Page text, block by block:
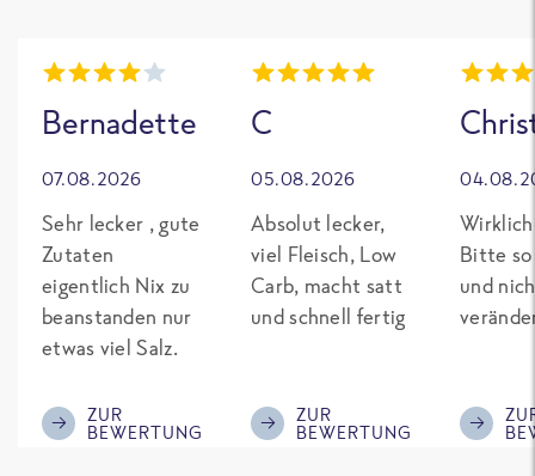
Bernadette
07.08.2026
Sehr lecker , gute
Zutaten
eigentlich Nix zu
beanstanden nur
etwas viel Salz.
ZUR
BEWERTUNG
C
05.08.2026
Absolut lecker,
viel Fleisch, Low
Carb, macht satt
und schnell fertig
ZUR
BEWERTUNG
Bitte so
und